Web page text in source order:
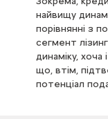
найвищу
порівнянні з
сегмент
динаміку, хоча
що, втім,
потенціал